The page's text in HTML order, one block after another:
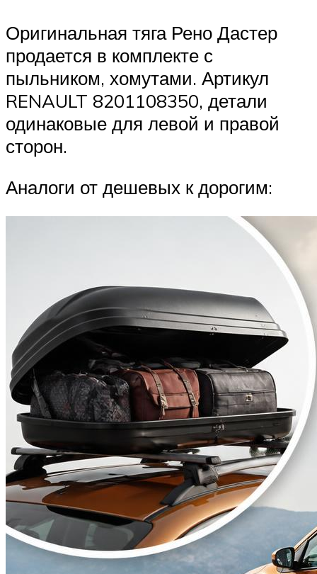
Оригинальная тяга Рено Дастер
продается в комплекте с
пыльником, хомутами. Артикул
RENAULT 8201108350, детали
одинаковые для левой и правой
сторон.
Аналоги от дешевых к дорогим: